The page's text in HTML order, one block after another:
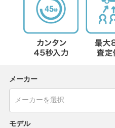
メーカー
モデル